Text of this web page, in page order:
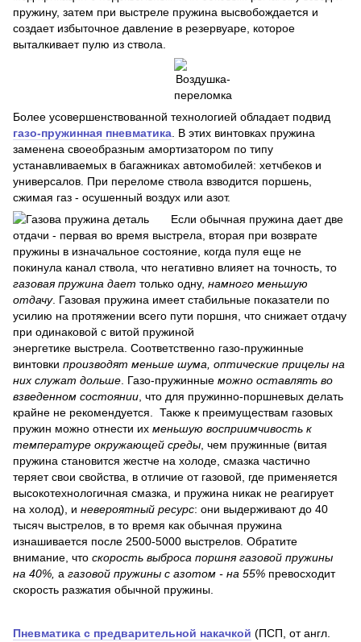
пружину, затем при выстреле пружина высвобождается и
создает избыточное давление в резервуаре, которое
выталкивает пулю из ствола.
Более усовершенствованной технологией обладает подвид
газо-пружинная пневматика . В этих винтовках пружина
заменена своеобразным амортизатором по типу
устанавливаемых в багажниках автомобилей: хетчбеков и
универсалов. При переломе ствола взводится поршень,
сжимая газ - осушенный воздух или азот.
Если обычная пружина дает две
отдачи - первая во время выстрела, вторая при возврате
пружины в изначальное состояние, когда пуля еще не
покинула канал ствола, что негативно влияет на точность, то
газовая пружина дает только одну, намного меньшую
отдачу. Газовая пружина имеет стабильные показатели по
усилию на протяжении всего пути поршня, что снижает отдачу
при одинаковой с витой пружиной
энергетике выстрела. Соответственно газо-пружинные
винтовки производят меньше шума, оптические прицелы на
них служат дольше . Газо-пружинные можно оставлять во
взведенном состоянии , что для пружинно-поршневых делать
крайне не рекомендуется. Также к преимуществам газовых
пружин можно отнести их меньшую восприимчивость к
температуре окружающей среды , чем пружинные (витая
пружина становится жестче на холоде, смазка частично
теряет свои свойства, в отличие от газовой, где применяется
высокотехнологичная смазка, и пружина никак не реагирует
на холод), и невероятный ресурс: они выдерживают до 40
тысяч выстрелов, в то время как обычная пружина
изнашивается после 2500-5000 выстрелов. Обратите
внимание, что скорость выброса поршня газовой пружины
на 40%, а газовой пружины с азотом - на 55% превосходит
скорость разжатия обычной пружины.
Пневматика с предварительной накачкой (ПСП, от англ.